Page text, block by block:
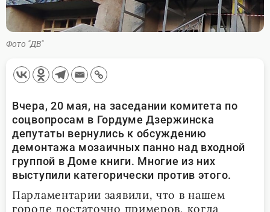
Фото "ДВ"
Вчера, 20 мая, на заседании комитета по
соцвопросам в Гордуме Дзержинска
депутаты вернулись к обсуждению
демонтажа мозаичных панно над входной
группой в Доме книги. Многие из них
выступили категорически против этого.
Парламентарии заявили, что в нашем
городе достаточно примеров, когда